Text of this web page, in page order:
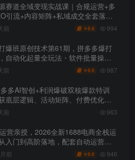
赛道全域变现实战课｜合规运营+多
引流+内容矩阵+私域成交全套落地
前 ￥6.6 994
爆班原创技术第61期，拼多多爆打
自动化起量全玩法・软件批量操
优化・大促矩阵实战课
前 ￥6.6 987
多AI智创+利润爆破双核爆款特训
底层逻辑、活动矩阵、付费优化、
前 963
营亲授，2026全新1688电商全栈运
入门到高阶落地，配套自动运营表
直播诊断等
前 ￥6.6 946